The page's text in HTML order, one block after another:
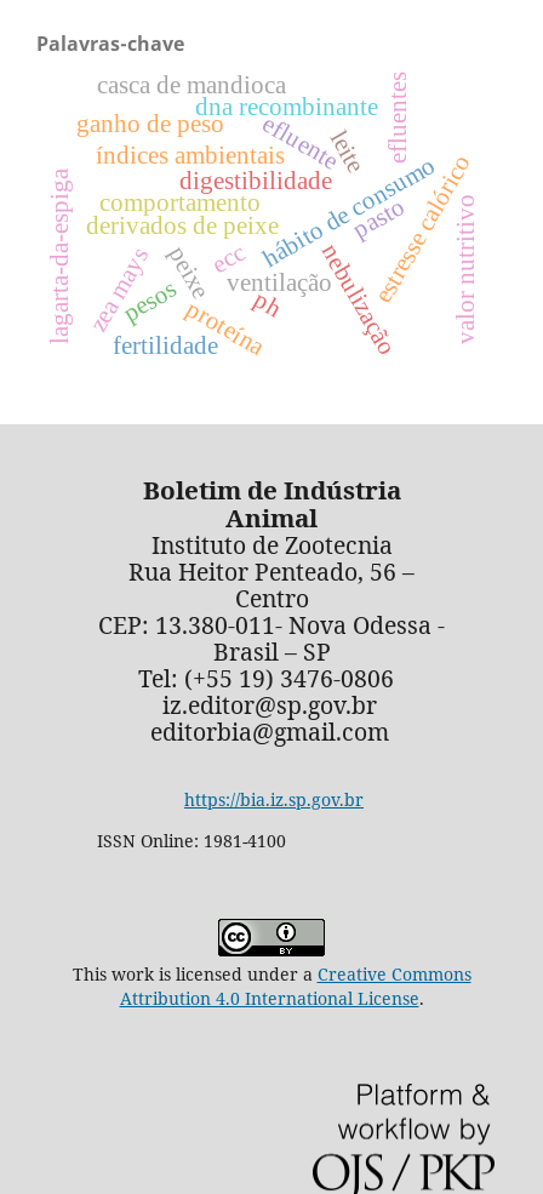
Palavras-chave
peixe
derivados de peixehábito de consumo
comportamento estresse calórico
índices ambientais
nebulização
ventilação
digestibilidade
efluente
ph
proteína
lagarta-da-espiga
dna recombinante
zea mays valor nutritivo
casca de mandioca efluentes
pesos
ganho de peso
pasto
leite
ecc
fertilidade
Boletim de Indústria
Animal
Instituto de Zootecnia
Rua Heitor Penteado, 56 –
Centro
CEP: 13.380-011- Nova Odessa -
Brasil – SP
Tel: (+55 19) 3476-0806
iz.editor@sp.gov.br
editorbia@gmail.com
https://bia.iz.sp.gov.br
ISSN Online: 1981-4100
This work is licensed under a Creative Commons
Attribution 4.0 International License.